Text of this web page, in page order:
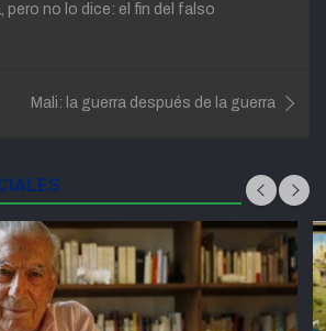
pero no lo dice: el fin del falso
Mali: la guerra después de la guerra